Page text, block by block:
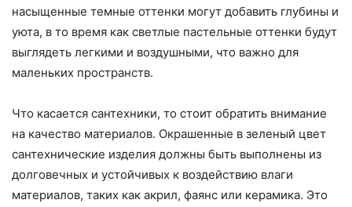
насыщенные темные оттенки могут добавить глубины и
уюта, в то время как светлые пастельные оттенки будут
выглядеть легкими и воздушными, что важно для
маленьких пространств.
Что касается сантехники, то стоит обратить внимание
на качество материалов. Окрашенные в зеленый цвет
сантехнические изделия должны быть выполнены из
долговечных и устойчивых к воздействию влаги
материалов, таких как акрил, фаянс или керамика. Это